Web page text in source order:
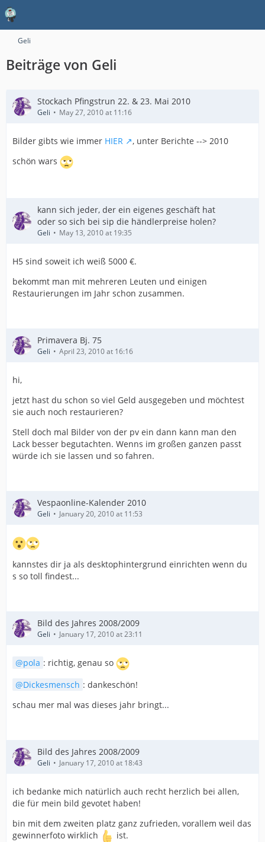
Geli
Beiträge von Geli
Stockach Pfingstrun 22. & 23. Mai 2010
Geli May 27, 2010 at 11:16
Bilder gibts wie immer HIER
, unter Berichte --> 2010
schön wars
kann sich jeder, der ein eigenes geschäft hat
oder so sich bei sip die händlerpreise holen?
Geli May 13, 2010 at 19:35
H5 sind soweit ich weiß 5000 €.
bekommt man mit mehreren Leuten und einigen
Restaurierungen im Jahr schon zusammen.
Primavera Bj. 75
Geli April 23, 2010 at 16:16
hi,
jetzt hast du schon so viel Geld ausgegeben und möchtest
sie auch noch restaurieren?
Stell doch mal Bilder von der pv ein dann kann man den
Lack besser begutachten. Wenns im großen ganzen passt
würde ich sie lassen und so fahren.
Vespaonline-Kalender 2010
Geli January 20, 2010 at 11:53
kannstes dir ja als desktophintergrund einrichten wenn du
s so toll findest...
Bild des Jahres 2008/2009
Geli January 17, 2010 at 23:11
pola : richtig, genau so
Dickesmensch : dankeschön!
schau mer mal was dieses jahr bringt...
Bild des Jahres 2008/2009
Geli January 17, 2010 at 18:43
ich bedanke mich natürlich auch recht herzlich bei allen,
die für mein bild gevotet haben!
bin mit dem zweiten platz ganz zufrieden, vorallem weil das
gewinnerfoto wirklich
ist.